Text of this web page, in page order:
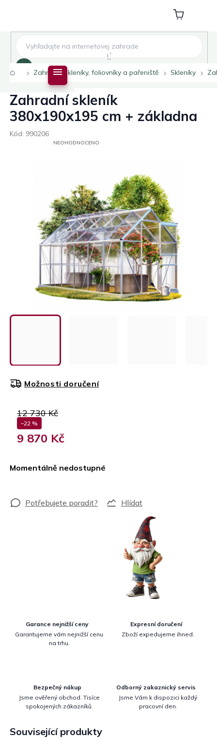
Nákupní
košík
DomůZahradní skleníky, foliovníky a pařeniště Skleníky
Zahradní skleník
380x190x195 cm + základna
Kód: 990206
PRŮMĚRNÉ
HVĚZDIČEK.
NEOHODNOCENO
12 730 Kč
–22 %
9 870 Kč
Momentálně nedostupné
Možnosti doručení
Hlídat
Garance nejnižší ceny
Garantujeme vám nejnižší cenu
na trhu.
Expresní doručení
Zboží expedujeme ihned.
Bezpečný nákup
Jsme ověřený obchod. Tisíce
spokojených zákazníků.
Odborný zakaznický servis
Jsme Vám k dispozici každý
pracovní den.
Související produkty